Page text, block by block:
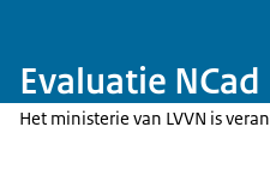
Evaluatie NCad
Het ministerie van LVVN is